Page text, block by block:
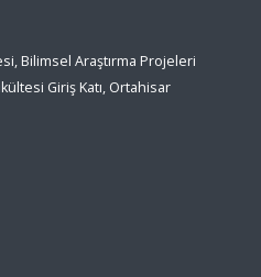
Bilimsel Araştırma Projeleri
Giriş Katı, Ortahisar